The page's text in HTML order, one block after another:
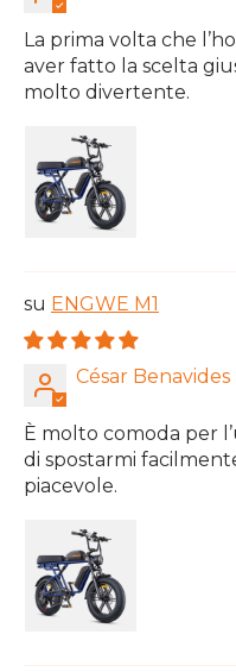
La prima volta che
aver fatto la scelta
molto divertente.
ENGWE M1
César Benavides
È molto comoda per
di spostarmi
piacevole.